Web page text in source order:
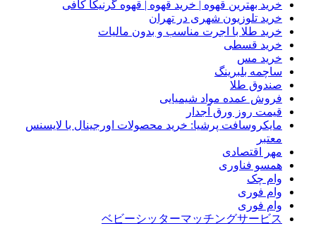
خرید بهترین قهوه | خرید قهوه | قهوه گرنیکا کافی
خرید تلوزیون شهری در تهران
خرید طلا با اجرت مناسب و بدون مالیات
خرید قسطی
خرید مس
ساچمه بلبرینگ
صندوق طلا
فروش عمده مواد شیمیایی
قیمت روز ورق آجدار
مایکروسافت پرشیا: خرید محصولات اورجینال با لایسنس
معتبر
مهر اقتصادی
همسو فناوری
وام چک
وام فوری
وام فوری
ベビーシッターマッチングサービス